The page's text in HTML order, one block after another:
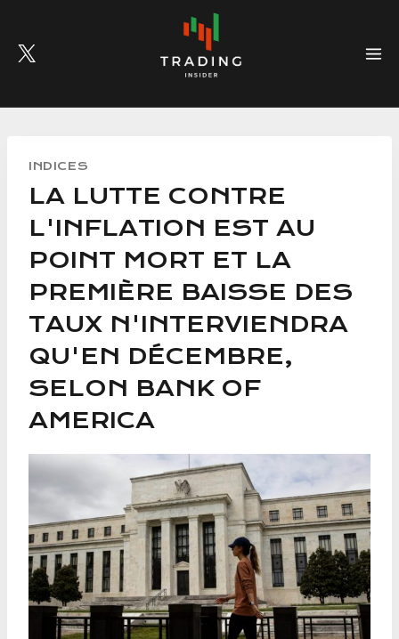
content
INDICES
LA LUTTE CONTRE
L'INFLATION EST AU
POINT MORT ET LA
PREMIÈRE BAISSE DES
TAUX N'INTERVIENDRA
QU'EN DÉCEMBRE,
SELON BANK OF
AMERICA